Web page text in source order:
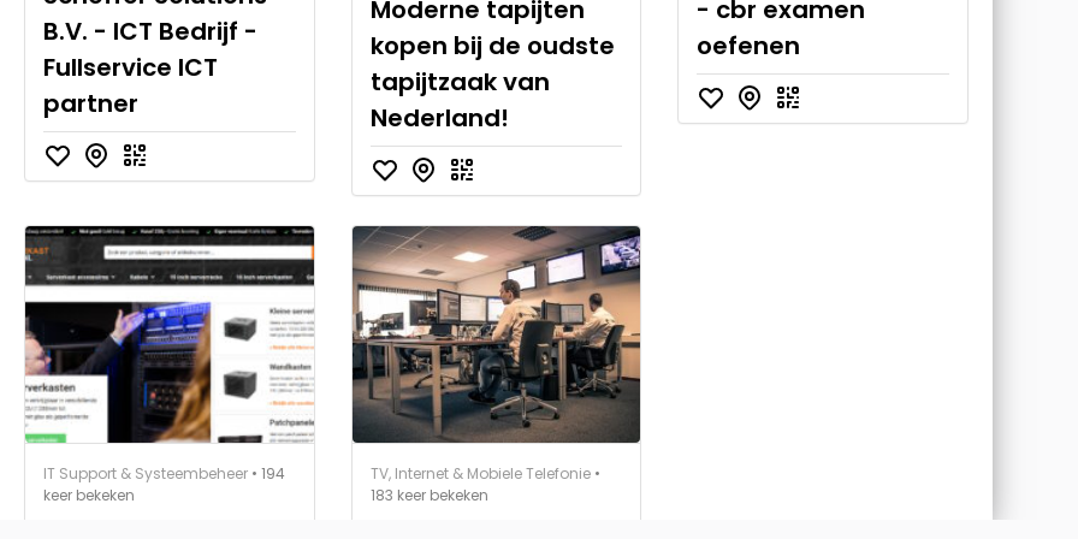
B.V. - ICT Bedrijf -
Fullservice ICT
partner
Moderne tapijten
kopen bij de oudste
tapijtzaak van
Nederland!
- cbr examen
oefenen
IT Support & Systeembeheer • 194
keer bekeken
TV, Internet & Mobiele Telefonie•
183 keer bekeken